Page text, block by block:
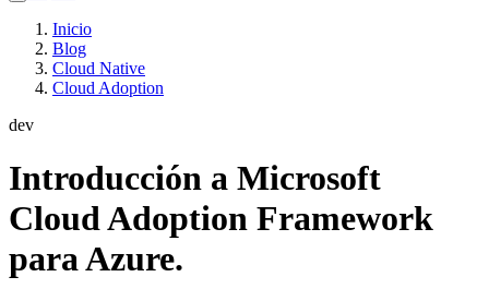
Inicio
Blog
Cloud Native
Cloud Adoption
dev
Introducción a Microsoft
Cloud Adoption Framework
para Azure.